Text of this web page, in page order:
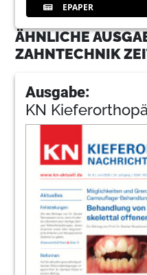
EPAPER
ÄHNLICHE
ZAHNTECHNIK
Ausgabe:
KN